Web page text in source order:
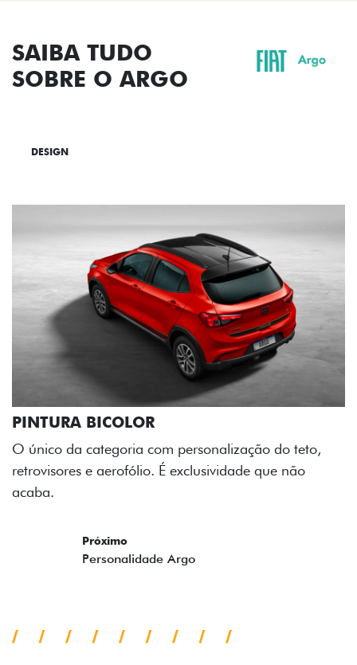
SAIBA TUDO
SOBRE O ARGO
DESIGN
com personalização do teto,
É exclusividade que não